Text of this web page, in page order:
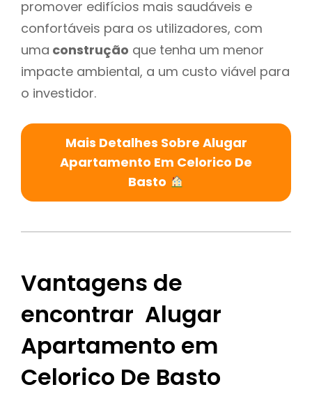
promover edifícios mais saudáveis e
confortáveis para os utilizadores, com
uma construção que tenha um menor
impacte ambiental, a um custo viável para
o investidor.
Mais Detalhes Sobre Alugar
Apartamento Em Celorico De
Basto
Vantagens de
encontrar Alugar
Apartamento em
Celorico De Basto